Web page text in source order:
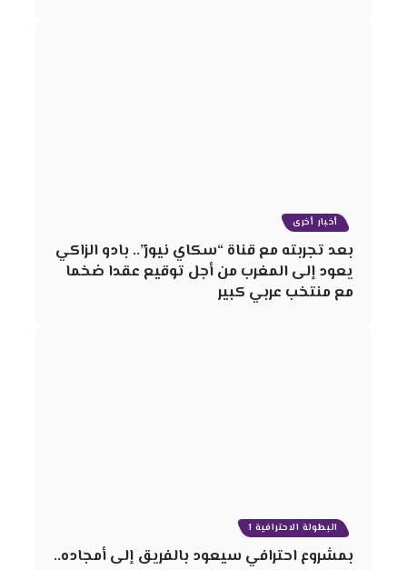
أخبار أخرى
بعد تجربته مع قناة “سكاي نيوز”.. بادو الزاكي
يعود إلى المغرب من أجل توقيع عقدا ضخما
مع منتخب عربي كبير
البطولة الاحترافية 1
بمشروع احترافي سيعود بالفريق إلى أمجاده..